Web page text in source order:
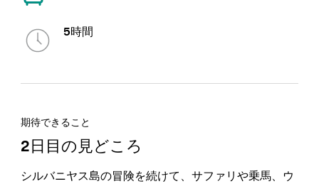
5時間
期待できること
2日目の見どころ
シルバニヤス島の冒険を続けて、サファリや乗馬、ウ